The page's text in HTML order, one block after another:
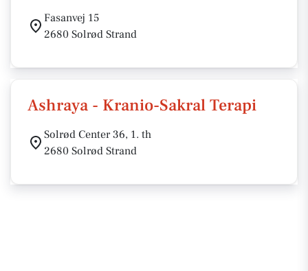
Fasanvej 15
2680 Solrød Strand
Ashraya - Kranio-Sakral Terapi
Solrød Center 36, 1. th
2680 Solrød Strand